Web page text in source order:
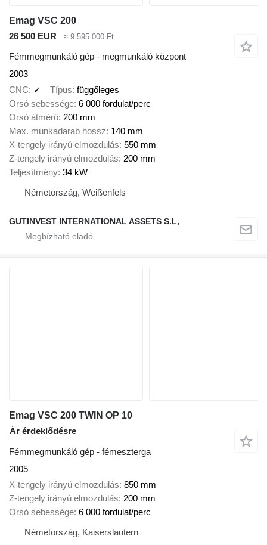
Emag VSC 200
26 500 EUR
≈ 9 595 000 Ft
Fémmegmunkáló gép - megmunkáló központ
2003
CNC
✓ Típus függőleges
Orsó sebessége 6 000 fordulat/perc
Orsó átmérő 200 mm
Max. munkadarab hossz 140 mm
X-tengely irányú elmozdulás 550 mm
Z-tengely irányú elmozdulás 200 mm
Teljesítmény 34 kW
Németország, Weißenfels
GUTINVEST INTERNATIONAL ASSETS S.L,
Emag VSC 200 TWIN OP 10
Ár érdeklődésre
Fémmegmunkáló gép - fémeszterga
2005
X-tengely irányú elmozdulás 850 mm
Z-tengely irányú elmozdulás 200 mm
Orsó sebessége 6 000 fordulat/perc
Németország, Kaiserslautern